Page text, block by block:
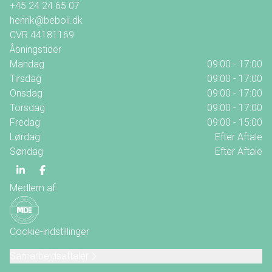
+45 24 24 65 07
henrik@beboli.dk
CVR 44181169
Åbningstider
Mandag
09:00 - 17:00
Tirsdag
09:00 - 17:00
Onsdag
09:00 - 17:00
Torsdag
09:00 - 17:00
Fredag
09:00 - 15:00
Lørdag
Efter Aftale
Søndag
Efter Aftale
Medlem af:
Cookie-indstillinger